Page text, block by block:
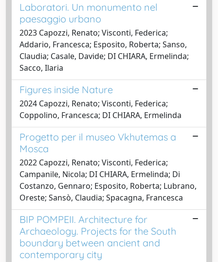
Laboratori. Un monumento nel
paesaggio urbano
2023 Capozzi, Renato; Visconti, Federica;
Addario, Francesca; Esposito, Roberta; Sanso,
Claudia; Casale, Davide; DI CHIARA, Ermelinda;
Sacco, Ilaria
Figures inside Nature
2024 Capozzi, Renato; Visconti, Federica;
Coppolino, Francesca; DI CHIARA, Ermelinda
Progetto per il museo Vkhutemas a
Mosca
2022 Capozzi, Renato; Visconti, Federica;
Campanile, Nicola; DI CHIARA, Ermelinda; Di
Costanzo, Gennaro; Esposito, Roberta; Lubrano,
Oreste; Sansò, Claudia; Spacagna, Francesca
BIP POMPEII. Architecture for
Archaeology. Projects for the South
boundary between ancient and
contemporary city